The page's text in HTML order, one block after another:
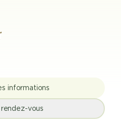
informations
rendez-vous